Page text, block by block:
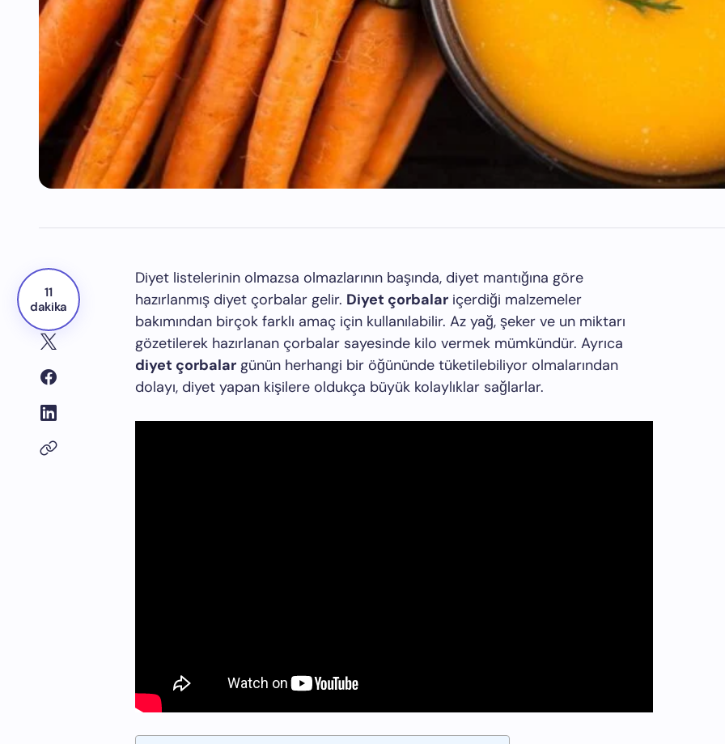
11
dakika
Diyet listelerinin olmazsa olmazlarının başında, diyet mantığına göre
hazırlanmış diyet çorbalar gelir. Diyet çorbalar içerdiği malzemeler
bakımından birçok farklı amaç için kullanılabilir. Az yağ, şeker ve un miktarı
gözetilerek hazırlanan çorbalar sayesinde kilo vermek mümkündür. Ayrıca
diyet çorbalar günün herhangi bir öğününde tüketilebiliyor olmalarından
dolayı, diyet yapan kişilere oldukça büyük kolaylıklar sağlarlar.